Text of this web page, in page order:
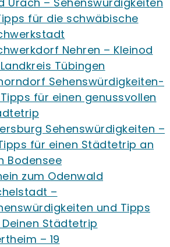
für die schwäbische
Nehren – Kleinod
Tübingen
Sehenswürdigkeiten-
für einen genussvollen
Sehenswürdigkeiten –
für einen Städtetrip an
Bodensee
zum Odenwald
–
und Tipps
Städtetrip
– 19